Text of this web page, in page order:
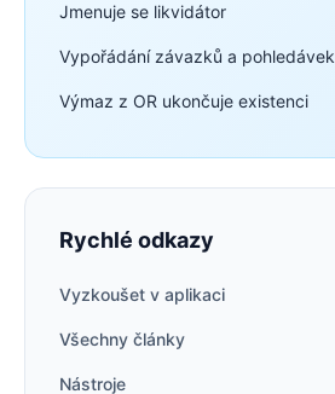
Jmenuje se likvidátor
Vypořádání závazků a pohledávek
Výmaz z OR ukončuje existenci
Rychlé odkazy
Vyzkoušet v aplikaci
Všechny články
Nástroje